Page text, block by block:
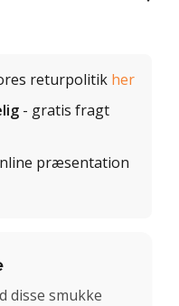
returpolitik her
- gratis fragt
præsentation
disse smukke